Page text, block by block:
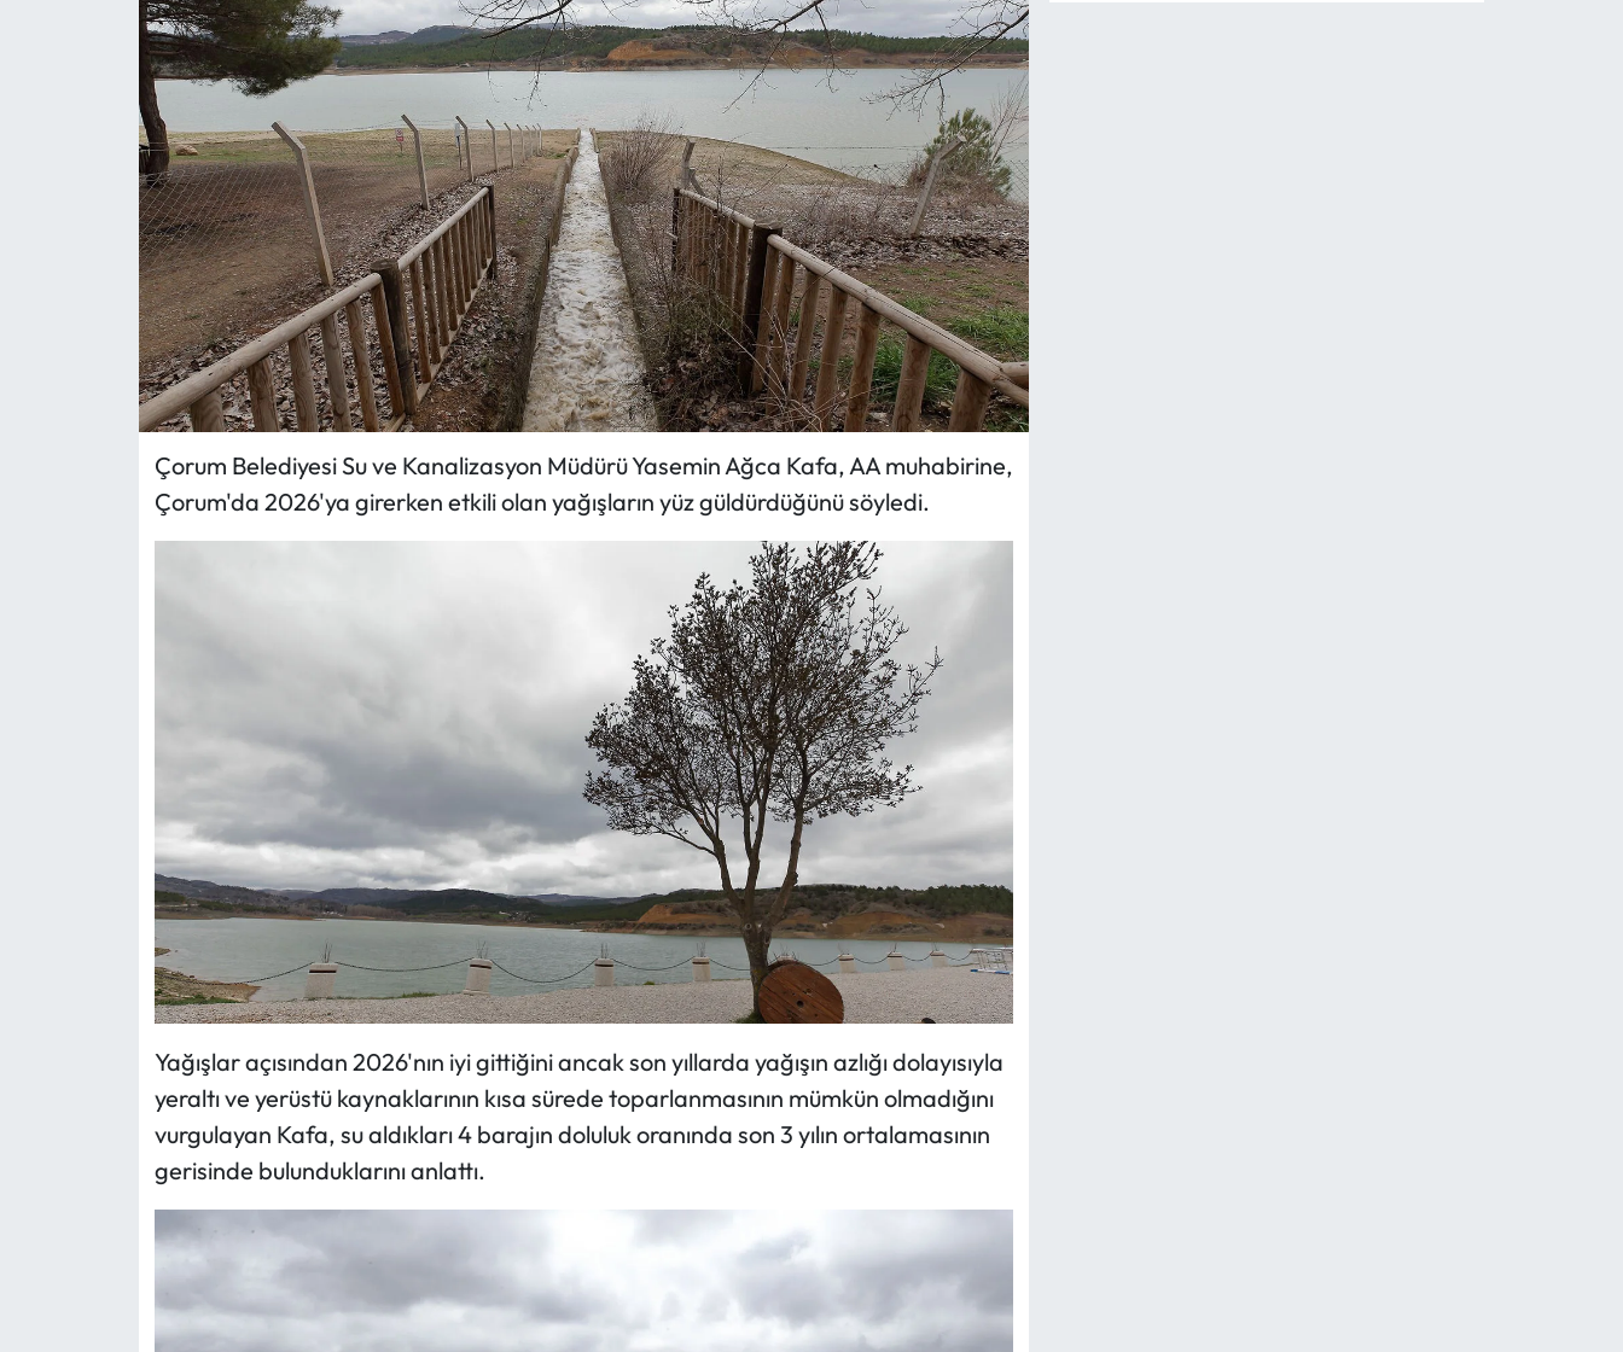
Çorum Belediyesi Su ve Kanalizasyon Müdürü Yasemin Ağca Kafa, AA muhabirine,
Çorum'da 2026'ya girerken etkili olan yağışların yüz güldürdüğünü söyledi.
Yağışlar açısından 2026'nın iyi gittiğini ancak son yıllarda yağışın azlığı dolayısıyla
yeraltı ve yerüstü kaynaklarının kısa sürede toparlanmasının mümkün olmadığını
vurgulayan Kafa, su aldıkları 4 barajın doluluk oranında son 3 yılın ortalamasının
gerisinde bulunduklarını anlattı.
Ekonomi
İskilip Haberleri
Kargı Haberleri
Kimdir?
Kültür Sanat
Laçin Haberleri
Resmi İlan
Resmi Reklam
Sungurlu Haberleri
Uğurludağ Haberleri